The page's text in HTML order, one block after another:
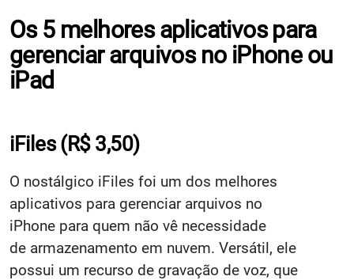
Os 5 melhores aplicativos para
gerenciar arquivos no iPhone ou
iPad
iFiles(R$ 3,50)
O nostálgico iFiles foi um dos melhores
aplicativos para gerenciar arquivos no
iPhone para quem não vê necessidade
de armazenamento em nuvem. Versátil, ele
possui um recurso de gravação de voz, que